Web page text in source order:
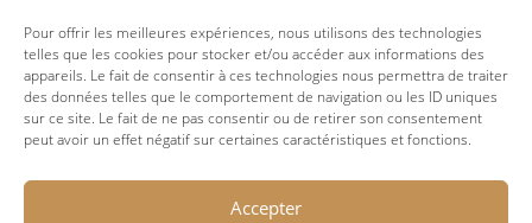
Pour offrir les meilleures expériences, nous utilisons des technologies
telles que les cookies pour stocker et/ou accéder aux informations des
appareils. Le fait de consentir à ces technologies nous permettra de traiter
des données telles que le comportement de navigation ou les ID uniques
sur ce site. Le fait de ne pas consentir ou de retirer son consentement
peut avoir un effet négatif sur certaines caractéristiques et fonctions.
Accepter